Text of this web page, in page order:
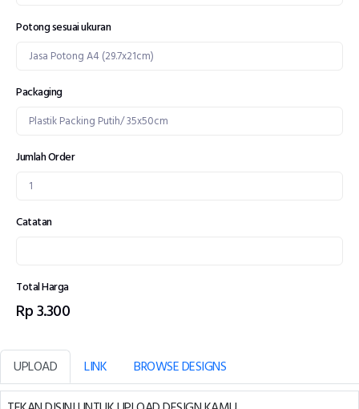
Potong sesuai ukuran
Packaging
Jumlah Order
Catatan
Total Harga
Rp 3.300
UPLOAD LINK
BROWSE DESIGNS